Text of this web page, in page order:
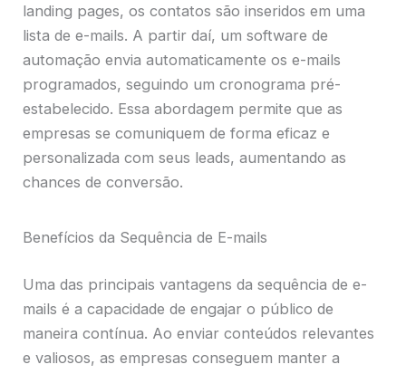
landing pages, os contatos são inseridos em uma
lista de e-mails. A partir daí, um software de
automação envia automaticamente os e-mails
programados, seguindo um cronograma pré-
estabelecido. Essa abordagem permite que as
empresas se comuniquem de forma eficaz e
personalizada com seus leads, aumentando as
chances de conversão.
Benefícios da Sequência de E-mails
Uma das principais vantagens da sequência de e-
mails é a capacidade de engajar o público de
maneira contínua. Ao enviar conteúdos relevantes
e valiosos, as empresas conseguem manter a